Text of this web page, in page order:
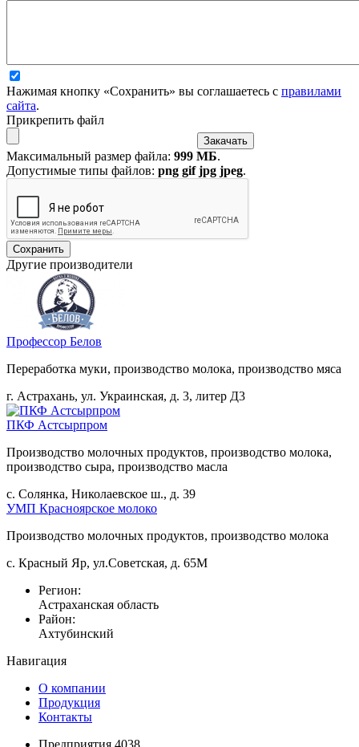
Нажимая кнопку «Сохранить» вы соглашаетесь с правилами
сайта.
Прикрепить файл
Максимальный размер файла: 999 МБ.
Допустимые типы файлов: png gif jpg jpeg.
Другие производители
Профессор Белов
Переработка муки, производство молока, производство мяса
г. Астрахань, ул. Украинская, д. 3, литер Д3
ПКФ Астсырпром
Производство молочных продуктов, производство молока,
производство сыра, производство масла
с. Солянка, Николаевское ш., д. 39
УМП Красноярское молоко
Производство молочных продуктов, производство молока
с. Красный Яр, ул.Советская, д. 65М
Регион:
Астраханская область
Район:
Ахтубинский
Навигация
О компании
Продукция
Контакты
Предприятия 4038